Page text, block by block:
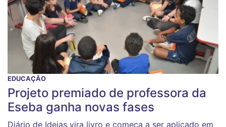
EDUCAÇÃO
Projeto premiado de professora da
Eseba ganha novas fases
Diário de Ideias vira livro e começa a ser aplicado em